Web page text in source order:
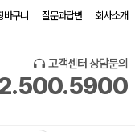
바구니 질문과답변 회사소개
고객센터 상담문의